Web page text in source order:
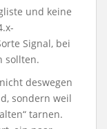
und keine
Signal, bei
sollten.
deswegen
sondern weil
tarnen.